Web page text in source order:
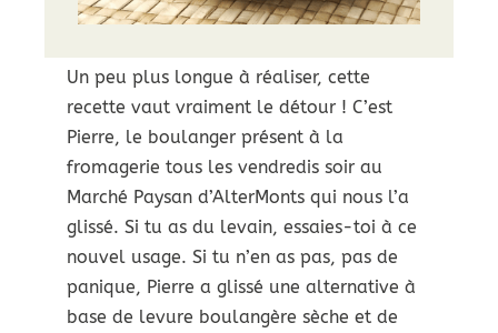
Un peu plus longue à réaliser, cette
recette vaut vraiment le détour ! C’est
Pierre, le boulanger présent à la
fromagerie tous les vendredis soir au
Marché Paysan d’AlterMonts qui nous l’a
glissé. Si tu as du levain, essaies-toi à ce
nouvel usage. Si tu n’en as pas, pas de
panique, Pierre a glissé une alternative à
base de levure boulangère sèche et de